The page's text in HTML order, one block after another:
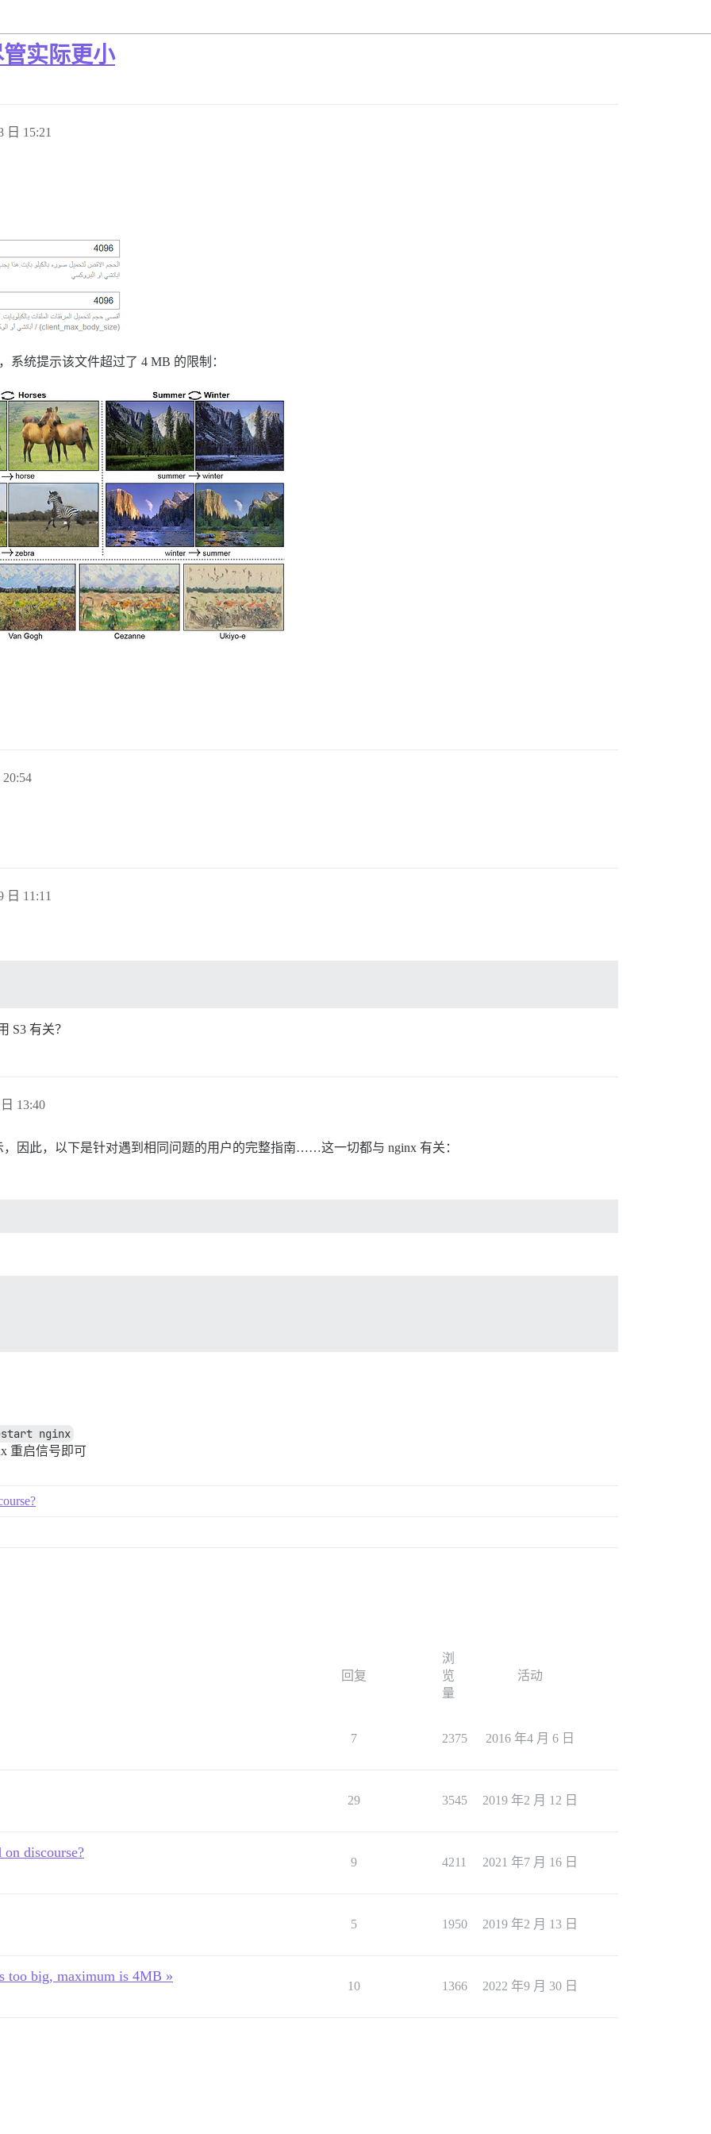
实际更小
日 15:21
统提示该文件超过了 4 MB 的限制：
日 11:11
S3 有关？
13:40
因此，以下是针对遇到相同问题的用户的完整指南……这一切都与 nginx 有关：
nginx
重启信号即可
回复
浏
览
量
活动
7 2375 2016 年4 月 6 日
29 3545 2019 年2 月 12 日
discourse?
9 4211 2021 年7 月 16 日
5 1950 2019 年2 月 13 日
too big, maximum is 4MB »
10 1366 2022 年9 月 30 日